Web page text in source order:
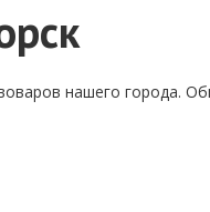
нашего города.